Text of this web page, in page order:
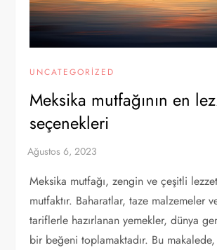
UNCATEGORIZED
Meksika mutfağının en
seçenekleri
Meksika mutfağı, zengin ve çeşitli
mutfaktır. Baharatlar, taze malzemeler
tariflerle hazırlanan yemekler, dünya
bir beğeni toplamaktadır. Bu